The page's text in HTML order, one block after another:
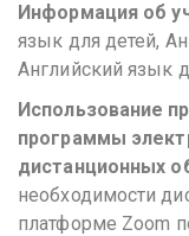
Информация об
язык для детей,
Английский язык
Использование
программы
дистанционных
необходимости
платформе Zoom